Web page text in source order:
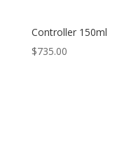
Controller 150ml
$735.00